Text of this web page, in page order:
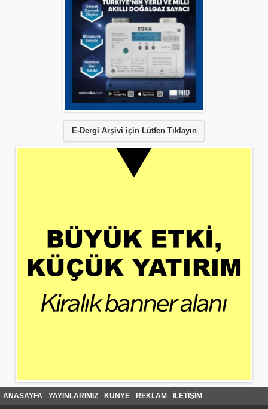
E-Dergi Arşivi için Lütfen Tıklayın
ANASAYFA YAYINLARIMIZ KÜNYE REKLAM İLETİŞİM